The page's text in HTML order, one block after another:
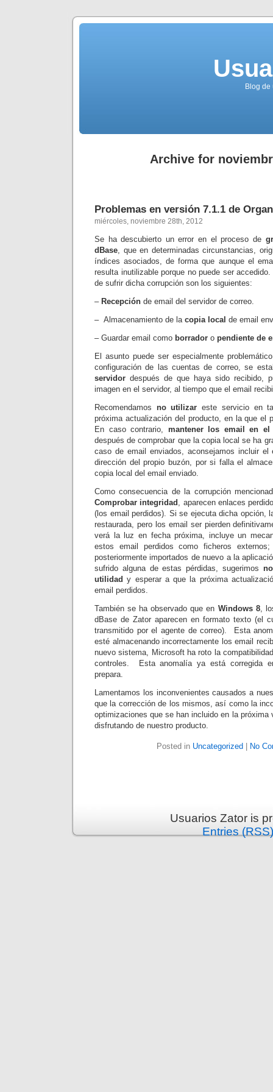
Blog de
Archive for
Problemas en versión 7.1.1 de
miércoles, noviembre 28th, 2012
Se ha descubierto un error en el proceso de
dBase, que en determinadas circunstancias,
índices asociados, de forma que aunque el
resulta inutilizable porque no puede ser
de sufrir dicha corrupción son los siguientes:
– Recepción de email del servidor de correo.
– Almacenamiento de la copia local de email
– Guardar email como borrador o pendiente de
El asunto puede ser especialmente
configuración de las cuentas de correo, se
servidor después de que haya sido recibido,
imagen en el servidor, al tiempo que el email
Recomendamos no utilizar este servicio en
próxima actualización del producto, en la que el
En caso contrario, mantener los email en el
después de comprobar que la copia local se ha
caso de email enviados, aconsejamos incluir
dirección del propio buzón, por si falla el
copia local del email enviado.
Como consecuencia de la corrupción
Comprobar integridad , aparecen enlaces
(los email perdidos). Si se ejecuta dicha opción,
restaurada, pero los email ser pierden
verá la luz en fecha próxima, incluye un
estos email perdidos como ficheros
posteriormente importados de nuevo a la
sufrido alguna de estas pérdidas, sugerimos
utilidad y esperar a que la próxima
email perdidos.
También se ha observado que en Windows 8,
dBase de Zator aparecen en formato texto (el
transmitido por el agente de correo). Esta
esté almacenando incorrectamente los email
nuevo sistema, Microsoft ha roto la
controles. Esta anomalía ya está corregida
prepara.
Lamentamos los inconvenientes causados a
que la corrección de los mismos, así como la
optimizaciones que se han incluido en la próxima
disfrutando de nuestro producto.
Posted in Uncategorized No
Usuarios Zator is
Entries (RSS)